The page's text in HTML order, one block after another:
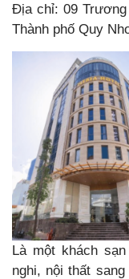
Địa chỉ: 09
Thành phố Quy
Là một khách
nghi, nội thất